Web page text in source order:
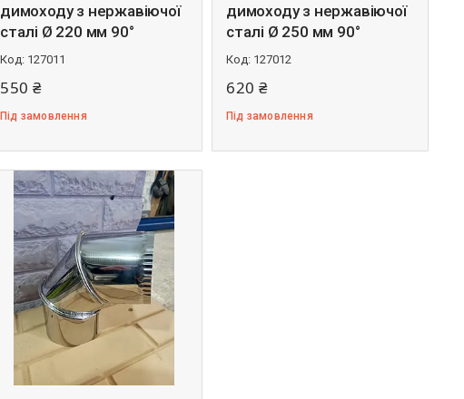
димоходу з нержавіючої
сталі Ø 220 мм 90°
127011
550 ₴
Під замовлення
димоходу з нержавіючої
сталі Ø 250 мм 90°
127012
620 ₴
Під замовлення